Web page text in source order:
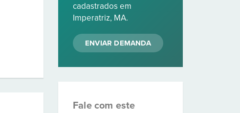
cadastrados em
Imperatriz, MA.
ENVIAR DEMANDA
Fale com este